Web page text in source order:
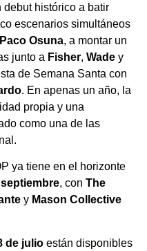
debut histórico a batir
escenarios simultáneos
Paco Osuna, a montar un
junto a Fisher, Wade y
de Semana Santa con
. En apenas un año, la
propia y una
como una de las
ya tiene en el horizonte
, con The
y Mason Collective
de julio están disponibles